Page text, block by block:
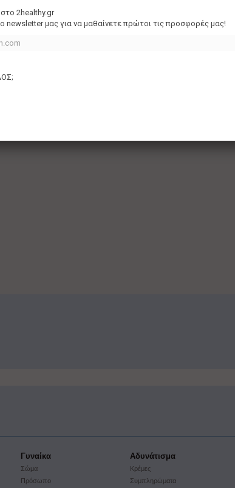
8,90 €
Γυναίκα
Σώμα
Πρόσωπο
Αδυνάτισμα
Κρέμες
Συμπληρώματα
2healthy.gr
newsletter μας για να μαθαίνετε πρώτοι τις προσφορές μας!